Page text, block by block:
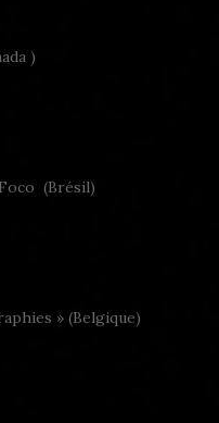
)
(Brésil)
» (Belgique)